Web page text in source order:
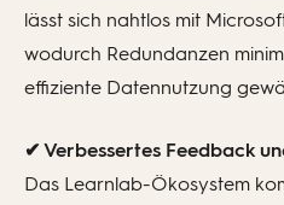
lässt sich nahtlos mit
wodurch Redundanzen
effiziente Datennutzung
✔ Verbessertes Feedback
Das Learnlab-Ökosystem